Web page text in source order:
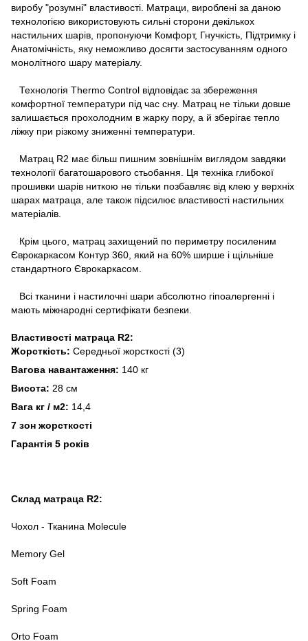
виробу "розумні" властивості. Матраци, вироблені за даною
технологією використовують сильні сторони декількох
настильних шарів, пропонуючи Комфорт, Гнучкість, Підтримку і
Анатомічність, яку неможливо досягти застосуванням одного
монолітного шару матеріалу.
Технологія Thermo Control відповідає за збереження
комфортної температури під час сну. Матрац не тільки довше
залишається прохолодним в жарку пору, а й зберігає тепло
ліжку при різкому зниженні температури.
Матрац R2 має більш пишним зовнішнім виглядом завдяки
технології багатошарового стьобання. Ця техніка глибокої
прошивки шарів ниткою не тільки позбавляє від клею у верхніх
шарах матраца, але також підсилює властивості настильних
матеріалів.
Крім цього, матрац захищений по периметру посиленим
Єврокаркасом Контур 360, який на 60% ширше і щільніше
стандартного Єврокаркасом.
Всі тканини і настилочні шари абсолютно гіпоалергенні і
мають міжнародні сертифікати безпеки.
Властивості матраца R2:
Жорсткість: Середньої жорсткості (3)
Вагова навантаження: 140 кг
Висота: 28 см
Вага кг / м2: 14,4
7 зон жорсткості
Гарантія 5 років
Склад матраца R2:
Чохол - Тканина Molecule
Memory Gel
Soft Foam
Spring Foam
Orto Foam